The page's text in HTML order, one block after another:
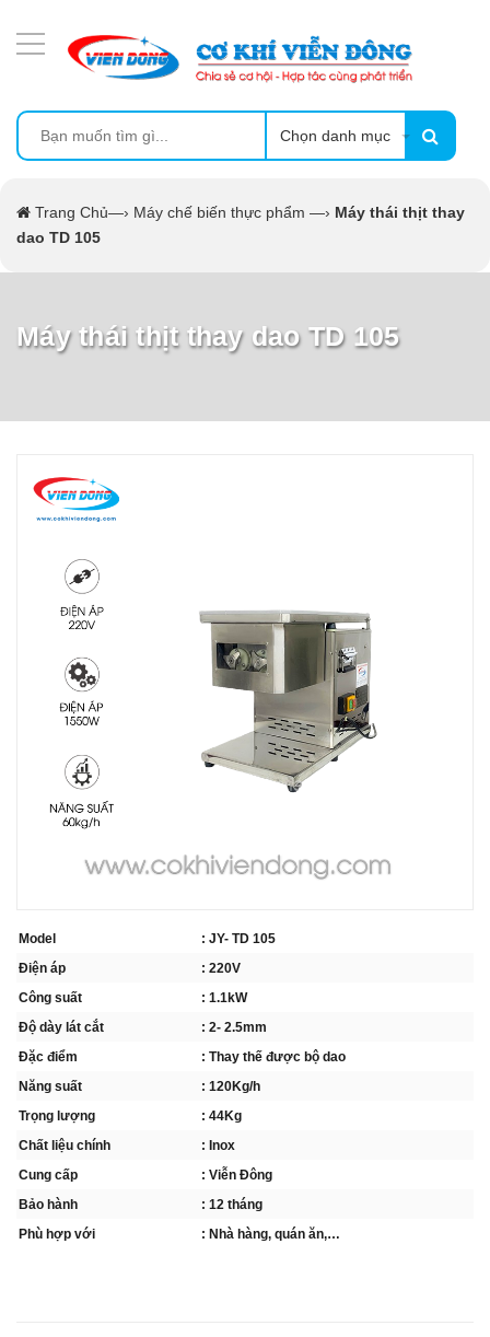
Chọn danh mục
Trang Chủ—› Máy chế biến thực phẩm —› Máy thái thịt thay
dao TD 105
Máy thái thịt thay dao TD 105
Model
: JY- TD 105
Điện áp
: 220V
Công suất
: 1.1kW
Độ dày lát cắt
: 2- 2.5mm
Đặc điểm
: Thay thế được bộ dao
Năng suất
: 120Kg/h
Trọng lượng
: 44Kg
Chất liệu chính
: Inox
Cung cấp
: Viễn Đông
Bảo hành
: 12 tháng
Phù hợp với
: Nhà hàng, quán ăn,…
MÁY ÉP MÍA TẠO BỌT
MÁY RỬA BÁT SIÊU ÂM
THIẾT BỊ NHÀ BẾP CAO CẤP
MÁY CHẾ BIẾN NÔNG SẢN
THIẾT BỊ LÀM ĐỒ ĂN NHANH
THIẾT BỊ LÀM BÁNH
MÁY ĐÓNG GÓI THỰC PHẨM
UNCATEGORIZED